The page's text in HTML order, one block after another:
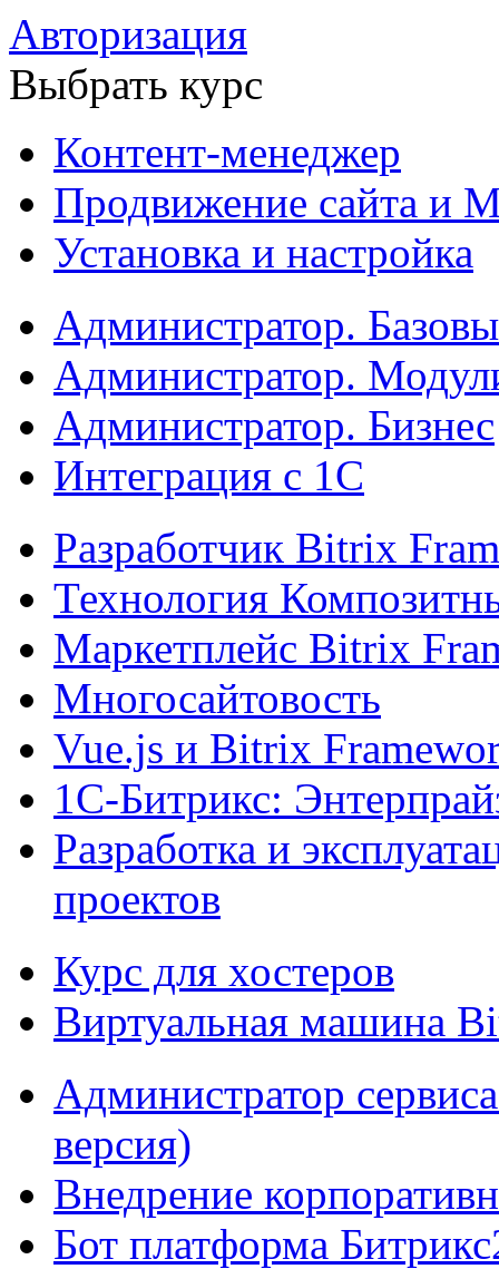
Авторизация
Выбрать курс
Контент-менеджер
Продвижение сайта и
Установка и настройка
Администратор.
Администратор.
Администратор. Бизнес
Интеграция с 1С
Разработчик Bitrix
Технология
Маркетплейс Bitrix
Многосайтовость
Vue.js и Bitrix
1С-Битрикс:
Разработка и
проектов
Курс для хостеров
Виртуальная машина
Администратор
версия)
Внедрение
Бот платформа